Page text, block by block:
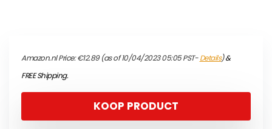
Amazon.nl Price:€12.89(as of 10/04/2023 05:05 PST-Details)&
FREE Shipping.
KOOP PRODUCT